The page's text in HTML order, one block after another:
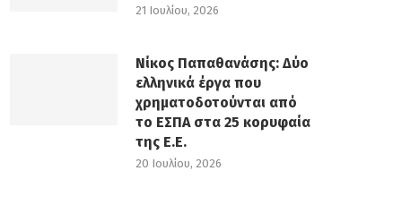
21 Ιουλίου, 2026
Νίκος Παπαθανάσης: Δύο
ελληνικά έργα που
χρηματοδοτούνται από
το ΕΣΠΑ στα 25 κορυφαία
της Ε.Ε.
20 Ιουλίου, 2026